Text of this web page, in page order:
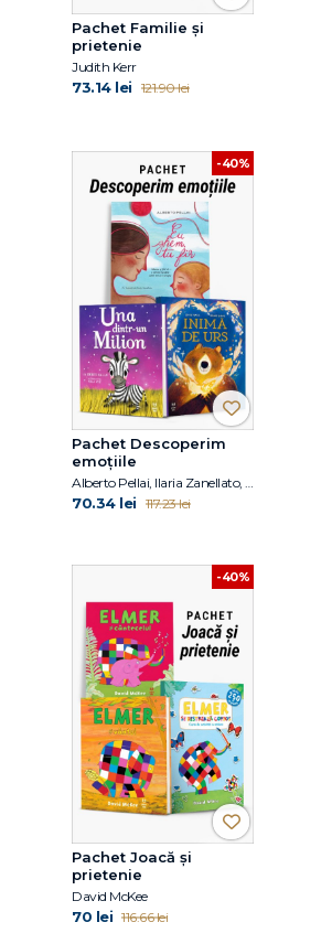
Pachet Familie și
prietenie
Judith Kerr
73.14 lei 121.90 lei
-40%
Pachet Descoperim
emoțiile
Alberto Pellai, Ilaria Zanellato, Smriti Halls, Louise Greig
70.34 lei 117.23 lei
-40%
Pachet Joacă și
prietenie
David McKee
70 lei 116.66 lei